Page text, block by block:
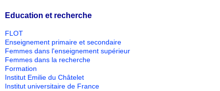
Education et recherche
FLOT
Enseignement primaire et secondaire
Femmes dans l'enseignement supérieur
Femmes dans la recherche
Formation
Institut Emilie du Châtelet
Institut universitaire de France